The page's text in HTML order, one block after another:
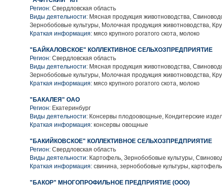
Регион: Свердловская область
Виды деятельности: Мясная продукция животноводства,
Зернобобовые культуры, Молочная продукция животноводства,
Краткая информация: мясо крупного рогатого скота, молоко
"БАЙКАЛОВСКОЕ" КОЛЛЕКТИВНОЕ СЕЛЬХОЗПРЕДПРИЯТИЕ
Регион: Свердловская область
Виды деятельности: Мясная продукция животноводства,
Зернобобовые культуры, Молочная продукция животноводства,
Краткая информация: мясо крупного рогатого скота, молоко
"БАКАЛЕЯ" ОАО
Регион: Екатеринбург
Виды деятельности: Консервы плодоовощные, Кондитерские
Краткая информация: консервы овощные
"БАКИЙКОВСКОЕ" КОЛЛЕКТИВНОЕ СЕЛЬХОЗПРЕДПРИЯТИЕ
Регион: Свердловская область
Виды деятельности: Картофель, Зернобобовые культуры,
Краткая информация: свинина, зернобобовые культуры, картофель
"БАКОР" МНОГОПРОФИЛЬНОЕ ПРЕДПРИЯТИЕ (ООО)